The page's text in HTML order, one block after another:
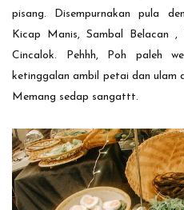
pisang. Disempurnakan pula
Kicap Manis, Sambal Belacan ,
Cincalok. Pehhh, Poh paleh
ketinggalan ambil petai dan ulam
Memang sedap sangattt.